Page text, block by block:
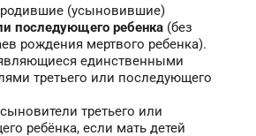
(усыновившие)
последующего ребенка (без
рождения мертвого ребенка).
единственными
третьего или последующего
третьего или
ребёнка, если мать детей